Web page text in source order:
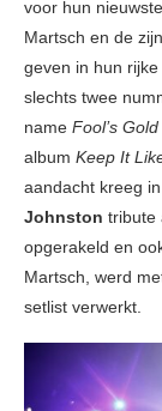
voor hun
Martsch en de
geven in hun
slechts twee
name Fool’s Gold
album Keep It
aandacht kreeg
Johnston tribute
opgerakeld en
Martsch, werd
setlist verwerkt.